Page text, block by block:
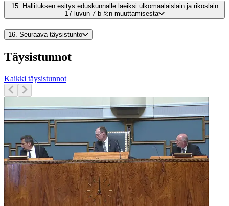
15. Hallituksen esitys eduskunnalle laeiksi ulkomaalaislain ja rikoslain
17 luvun 7 b §:n muuttamisesta
16. Seuraava täysistunto
Täysistunnot
Kaikki täysistunnot